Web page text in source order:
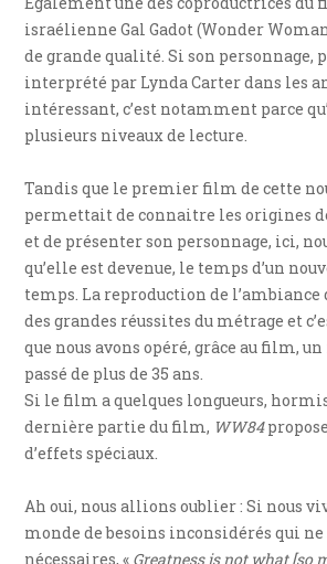
israélienne Gal Gadot (Wonder
de grande qualité. Si son personnage,
interprété par Lynda Carter dans les
intéressant, c’est notamment parce
plusieurs niveaux de lecture.
Tandis que le premier film de cette
permettait de connaitre les origines
et de présenter son personnage, ici,
qu’elle est devenue, le temps d’un
temps. La reproduction de l’ambiance
des grandes réussites du métrage et
que nous avons opéré, grâce au film,
passé de plus de 35 ans.
Si le film a quelques longueurs,
dernière partie du film, WW84
d’effets spéciaux.
Ah oui, nous allions oublier : Si nous
monde de besoins inconsidérés qui
nécessaires, « Greatness is not what [so